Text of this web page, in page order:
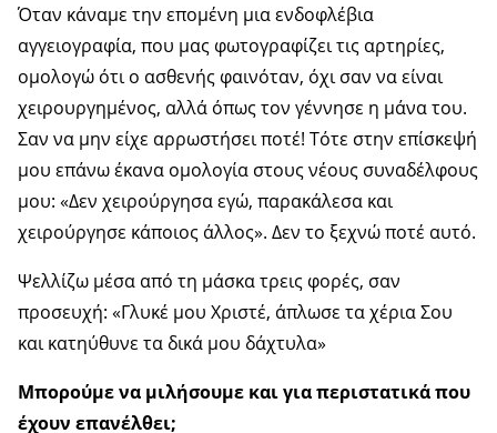
Όταν κάναμε την επομένη μια ενδοφλέβια
αγγειογραφία, που μας φωτογραφίζει τις αρτηρίες,
ομολογώ ότι ο ασθενής φαινόταν, όχι σαν να είναι
χειρουργημένος, αλλά όπως τον γέννησε η μάνα του.
Σαν να μην είχε αρρωστήσει ποτέ! Τότε στην επίσκεψή
μου επάνω έκανα ομολογία στους νέους συναδέλφους
μου: «Δεν χειρούργησα εγώ, παρακάλεσα και
χειρούργησε κάποιος άλλος». Δεν το ξεχνώ ποτέ αυτό.
Ψελλίζω μέσα από τη μάσκα τρεις φορές, σαν
προσευχή: «Γλυκέ μου Χριστέ, άπλωσε τα χέρια Σου
και κατηύθυνε τα δικά μου δάχτυλα»
Μπορούμε να μιλήσουμε και για περιστατικά που
έχουν επανέλθει;